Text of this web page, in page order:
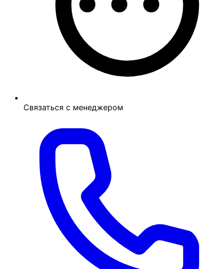
Связаться с менеджером